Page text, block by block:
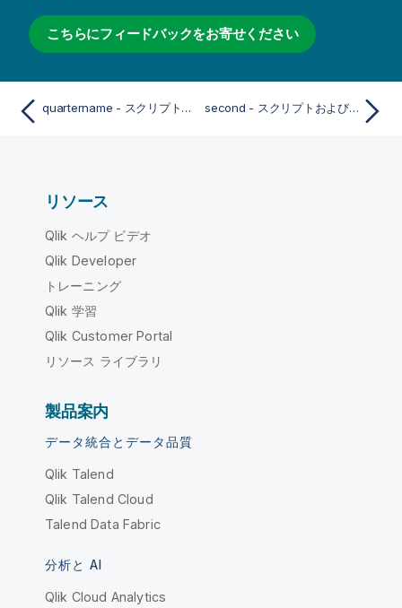
こちらにフィードバックをお寄せください
quartername - スクリプトおよびチャート関数 second - スクリプトおよびチャート関数
リソース
Qlik ヘルプ ビデオ
Qlik Developer
トレーニング
Qlik 学習
Qlik Customer Portal
リソース ライブラリ
製品案内
データ統合とデータ品質
Qlik Talend
Qlik Talend Cloud
Talend Data Fabric
分析と AI
Qlik Cloud Analytics